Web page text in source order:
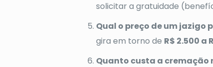
solicitar a gratuidade
Qual o preço de um jazigo
gira em torno de R$ 2.500 a
Quanto custa a cremação